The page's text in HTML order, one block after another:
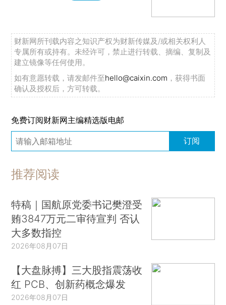
财新网所刊载内容之知识产权为财新传媒及/或相关权利人
专属所有或持有。未经许可，禁止进行转载、摘编、复制及
建立镜像等任何使用。
如有意愿转载，请发邮件至hello@caixin.com ，获得书面
确认及授权后，方可转载。
免费订阅财新网主编精选版电邮
订阅
推荐阅读
特稿｜国航原党委书记樊澄受
贿3847万元二审待宣判 否认
大多数指控
2026年08月07日
【大盘脉搏】三大股指震荡收
红 PCB、创新药概念爆发
2026年08月07日